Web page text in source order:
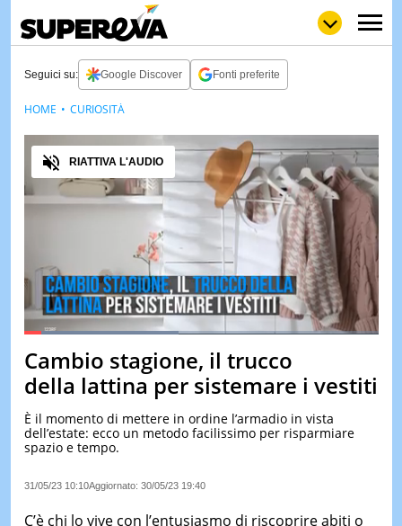
LOLGULP
LOVE
WOWPOP
NEWS
STORIE
VIDEO
& TV
QUIZ
&
TEST
&
Seguici su: Google Discover Fonti preferite
PauseUnmute
Loaded:43.55%
Audio
RIATTIVA L'AUDIO
Cambio stagione, il trucco
della lattina per sistemare i vestiti
È il momento di mettere in ordine l’armadio in vista
dell’estate: ecco un metodo facilissimo per risparmiare
spazio e tempo.
31/05/23 10:10Aggiornato: 30/05/23 19:40
HOME CURIOSITÀ
C’è chi lo vive con l’entusiasmo di riscoprire abiti o